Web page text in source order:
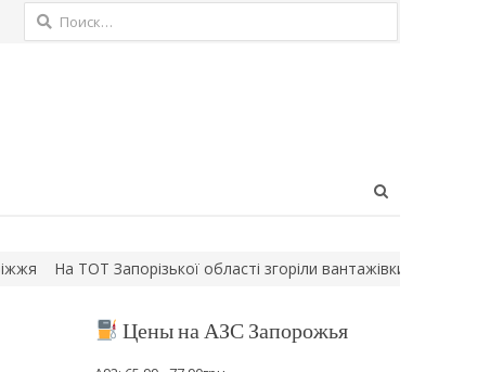
Найти:
На ТОТ Запорізької області згоріли вантажівки російських
Цены на АЗС Запорожья